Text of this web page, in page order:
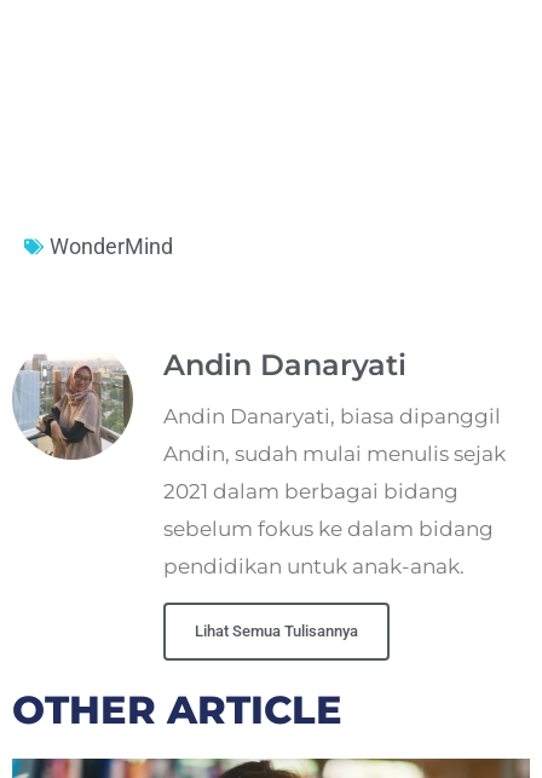
WonderMind
Andin Danaryati
Andin Danaryati, biasa dipanggil
Andin, sudah mulai menulis sejak
2021 dalam berbagai bidang
sebelum fokus ke dalam bidang
pendidikan untuk anak-anak.
Lihat Semua Tulisannya
OTHER ARTICLE